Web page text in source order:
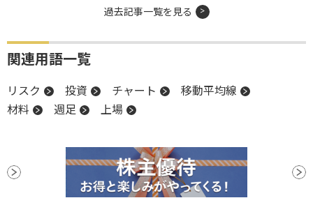
過去記事一覧を見る
関連用語一覧
リスク 投資 チャート
移動平均線
材料
週足 上場